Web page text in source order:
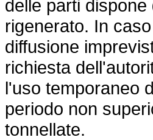
delle parti
rigenerato. In
diffusione
richiesta
l'uso temporaneo
periodo non
tonnellate.